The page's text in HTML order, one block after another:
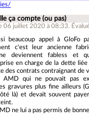
ça compte (ou pas)
06 juillet 2020 à 08:33.
beaucoup appel à GloFo
c'est leur ancienne
deviennent fabless et
en charge de la dette
des contrats contraignant de
AMD qui ne pouvait pas
gravures plus fine ailleurs
là) et devait souvent
ne lui a pas permis de